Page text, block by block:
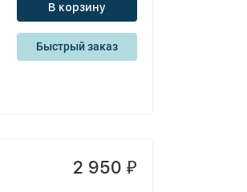
В корзину
Быстрый заказ
2 950 ₽